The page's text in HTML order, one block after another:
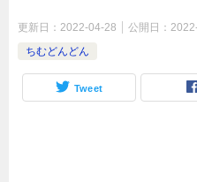
更新日： 2022-04-28 公開日：
ちむどんどん
Tweet